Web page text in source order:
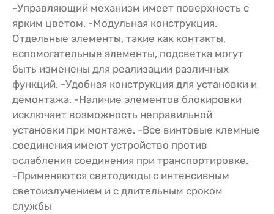
-Управляющий механизм имеет поверхность с
ярким цветом. -Модульная конструкция.
Отдельные элементы, такие как контакты,
вспомогательные элементы, подсветка могут
быть изменены для реализации различных
функций. -Удобная конструкция для установки и
демонтажа. -Наличие элементов блокировки
исключает возможность неправильной
установки при монтаже. -Все винтовые клемные
соединения имеют устройство против
ослабления соединения при транспортировке.
-Применяются светодиоды с интенсивным
светоизлучением и с длительным сроком
службы